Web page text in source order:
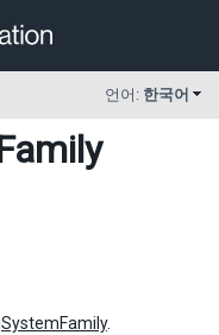
언어: 한국어
.